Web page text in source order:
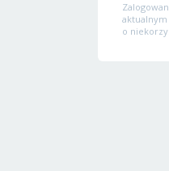
aktualnym
o